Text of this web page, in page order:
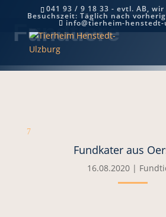
041 93 / 9 18 33 - evtl. AB,
Besuchszeit: Täglich nach
info@tierheim-henstedt-
Fundtiere
7
Fundkater aus
16.08.2020 |